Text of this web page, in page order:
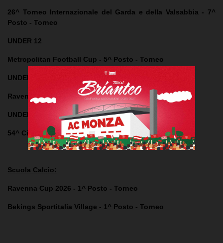
26^ Torneo Internazionale del Garda e della Valsabbia - 7^
Posto - Torneo
UNDER 12
Metropolitan Football Cup - 5^ Posto - Torneo
UNDER 11
Ravenna Cup 2026 - 1^ Posto - Torneo
UNDER 10
54^ Città di Crema - 2^ Posto - Torneo
Scuola Calcio:
Ravenna Cup 2026 - 1^ Posto - Torneo
Bekings Sportitalia Village - 1^ Posto - Torneo